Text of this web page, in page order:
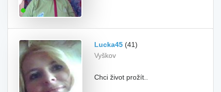
Lucka45 (41)
Vyškov
Chci život prožít..